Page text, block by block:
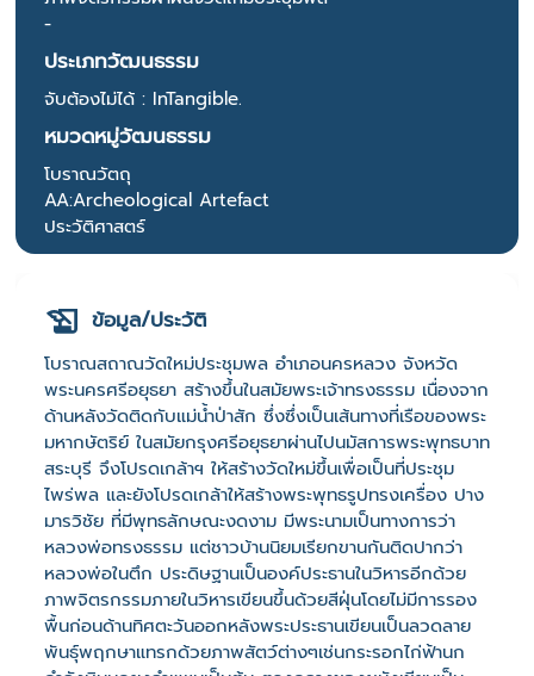
-
ประเภทวัฒนธรรม
จับต้องไม่ได้ : InTangible.
หมวดหมู่วัฒนธรรม
โบราณวัตถุ
AA:Archeological Artefact
ประวัติศาสตร์
ข้อมูล/ประวัติ
โบราณสถาณวัดใหม่ประชุมพล อำเภอนครหลวง จังหวัด
พระนครศรีอยุธยา สร้างขึ้นในสมัยพระเจ้าทรงธรรม เนื่องจาก
ด้านหลังวัดติดกับแม่น้ำป่าสัก ซึ่งซึ่งเป็นเส้นทางที่เรือของพระ
มหากษัตริย์ ในสมัยกรุงศรีอยุธยาผ่านไปนมัสการพระพุทธบาท
สระบุรี จึงโปรดเกล้าฯ ให้สร้างวัดใหม่ขึ้นเพื่อเป็นที่ประชุม
ไพร่พล และยังโปรดเกล้าให้สร้างพระพุทธรูปทรงเครื่อง ปาง
มารวิชัย ที่มีพุทธลักษณะงดงาม มีพระนามเป็นทางการว่า
หลวงพ่อทรงธรรม แต่ชาวบ้านนิยมเรียกขานกันติดปากว่า
หลวงพ่อในตึก ประดิษฐานเป็นองค์ประธานในวิหารอีกด้วย
ภาพจิตรกรรมภายในวิหารเขียนขึ้นด้วยสีฝุ่นโดยไม่มีการรอง
พื้นก่อนด้านทิศตะวันออกหลังพระประธานเขียนเป็นลวดลาย
พันธุ์พฤกษาแทรกด้วยภาพสัตว์ต่างๆเช่นกระรอกไก่ฟ้านก